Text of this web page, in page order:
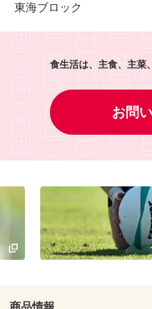
東海ブロック
食生活は、主食、主菜
お問
商品情報